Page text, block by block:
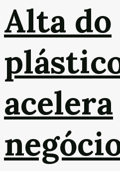
Alta do
acelera